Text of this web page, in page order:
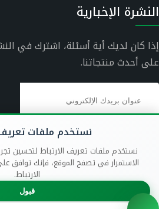
النشرة الإخبارية
إذا كان لديك أية أسئلة، اشترك في
على أحدث منتجاتنا.
نستخدم ملفات تعريف
نستخدم ملفات تعريف الارتباط لتحسين
الاستمرار في تصفح الموقع، فإنك توافق
الارتباط.
قبول